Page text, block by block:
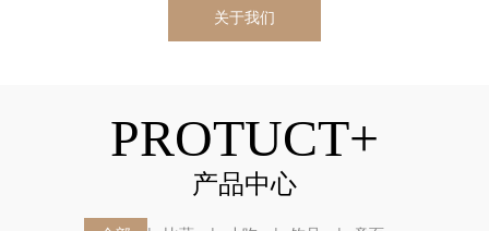
关于我们
PROTUCT+
产品中心